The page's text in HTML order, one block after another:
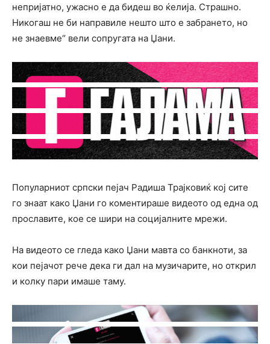
непријатно, ужасно е да бидеш во ќелија. Страшно.
Никогаш не би направиле нешто што е забрането, но
не знаевме“ вели сопругата на Џани.
Популарниот српски пејач Радиша Трајковиќ кој сите
го знаат како Џани го коментираше видеото од една од
прославите, кое се шири на социјалните мрежи.
На видеото се гледа како Џани мавта со банкноти, за
кои пејачот рече дека ги дал на музичарите, но открил
и колку пари имаше таму.